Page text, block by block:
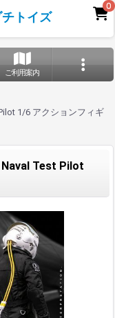
トイズ
0
ご利用案内
1/6 アクションフィギ
Test Pilot